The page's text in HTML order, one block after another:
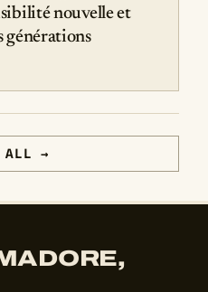
nouvelle et
générations
ALL →